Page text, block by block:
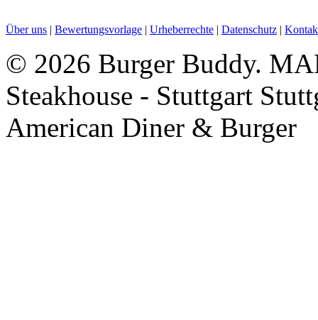
Über uns | Bewertungsvorlage | Urheberrechte | Datenschutz |
© 2026 Burger Buddy.
Steakhouse - Stuttgart
American Diner & Burger